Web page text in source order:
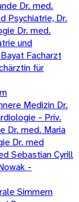
Dr. med.
Psychiatrie, Dr.
Dr. med.
und
Facharzt
für
Medizin Dr.
- Priv.
Dr. med. Maria
Dr. med
Sebastian Cyrill
-
Simmern